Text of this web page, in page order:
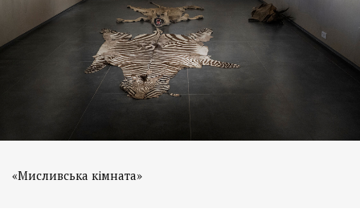
«Мисливська кімната»